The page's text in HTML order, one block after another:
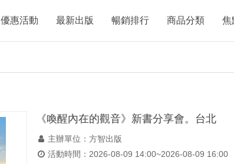
優惠活動 最新出版 暢銷排行 商品分類 焦
《喚醒內在的觀音》新書分享會。台北
主辦單位：方智出版
活動時間：2026-08-09 14:00~2026-08-09 16:00